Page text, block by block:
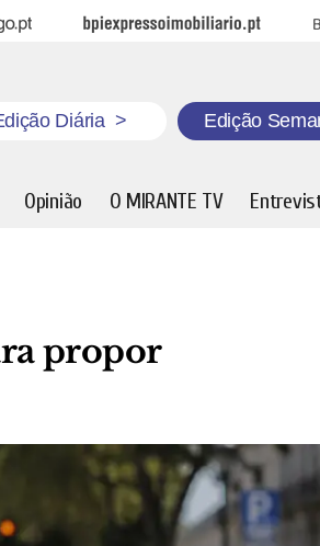
BPI Expresso Imobiliário
Diária > Edição
Opinião O MIRANTE TV
propor